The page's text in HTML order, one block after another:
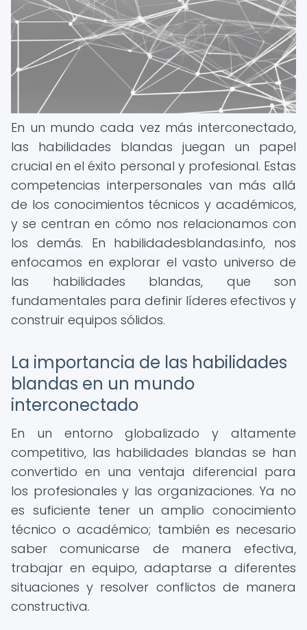
En un mundo cada vez más interconectado,
las habilidades blandas juegan un papel
crucial en el éxito personal y profesional. Estas
competencias interpersonales van más allá
de los conocimientos técnicos y académicos,
y se centran en cómo nos relacionamos con
los demás. En habilidadesblandas.info, nos
enfocamos en explorar el vasto universo de
las habilidades blandas, que son
fundamentales para definir líderes efectivos y
construir equipos sólidos.
La importancia de las habilidades
blandas en un mundo
interconectado
En un entorno globalizado y altamente
competitivo, las habilidades blandas se han
convertido en una ventaja diferencial para
los profesionales y las organizaciones. Ya no
es suficiente tener un amplio conocimiento
técnico o académico; también es necesario
saber comunicarse de manera efectiva,
trabajar en equipo, adaptarse a diferentes
situaciones y resolver conflictos de manera
constructiva.